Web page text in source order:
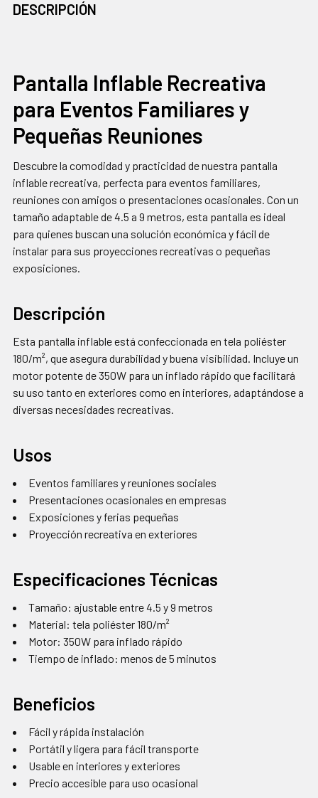
JUNTOS
SELECCIONAR
TODO
AGREGAR
SELECCIONADOS
AL CARRITO
DESCRIPCIÓN
Pantalla Inflable Recreativa
para Eventos Familiares y
Pequeñas Reuniones
Descubre la comodidad y practicidad de nuestra pantalla
inflable recreativa, perfecta para eventos familiares,
reuniones con amigos o presentaciones ocasionales. Con un
tamaño adaptable de 4.5 a 9 metros, esta pantalla es ideal
para quienes buscan una solución económica y fácil de
instalar para sus proyecciones recreativas o pequeñas
exposiciones.
Descripción
Esta pantalla inflable está confeccionada en tela poliéster
180/m², que asegura durabilidad y buena visibilidad. Incluye un
motor potente de 350W para un inflado rápido que facilitará
su uso tanto en exteriores como en interiores, adaptándose a
diversas necesidades recreativas.
Usos
Eventos familiares y reuniones sociales
Presentaciones ocasionales en empresas
Exposiciones y ferias pequeñas
Proyección recreativa en exteriores
Especificaciones Técnicas
Tamaño: ajustable entre 4.5 y 9 metros
Material: tela poliéster 180/m²
Motor: 350W para inflado rápido
Tiempo de inflado: menos de 5 minutos
Beneficios
Fácil y rápida instalación
Portátil y ligera para fácil transporte
Usable en interiores y exteriores
Precio accesible para uso ocasional